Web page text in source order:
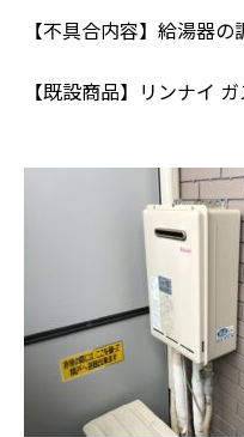
【不具合内容】給湯器
【既設商品】リンナイ